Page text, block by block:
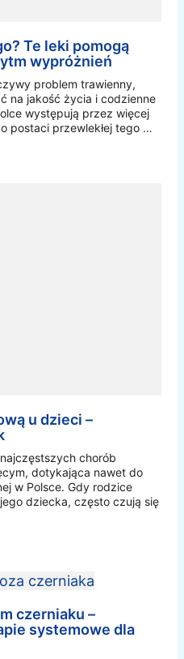
Te leki pomogą
wypróżnień
problem trawienny,
na jakość życia i codzienne
występują przez więcej
postaci przewlekłej tego …
u dzieci –
chorób
dotykająca nawet do
w Polsce. Gdy rodzice
dziecka, często czują się
czerniaku –
systemowe dla